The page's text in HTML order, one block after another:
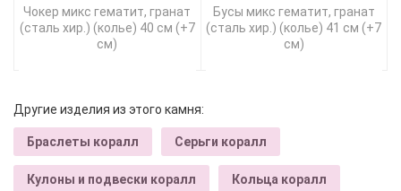
Чокер микс гематит, гранат
(сталь хир.) (колье) 40 см (+7
см)
Бусы микс гематит, гранат
(сталь хир.) (колье) 41 см (+7
см)
Другие изделия из этого камня:
Браслеты коралл Серьги коралл
Кулоны и подвески коралл Кольца коралл